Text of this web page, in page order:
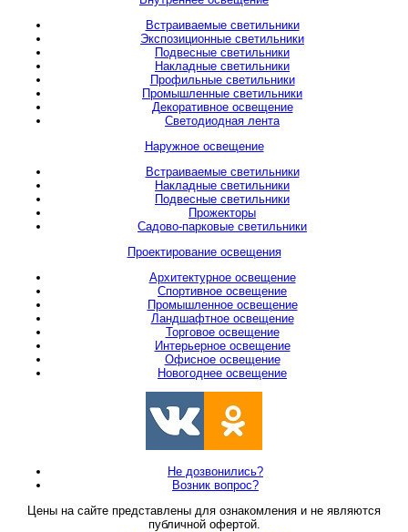
Встраиваемые светильники
Экспозиционные светильники
Подвесные светильники
Накладные светильники
Профильные светильники
Промышленные светильники
Декоративное освещение
Светодиодная лента
Наружное освещение
Встраиваемые светильники
Накладные светильники
Подвесные светильники
Прожекторы
Садово-парковые светильники
Проектирование освещения
Архитектурное освещение
Спортивное освещение
Промышленное освещение
Ландшафтное освещение
Торговое освещение
Интерьерное освещение
Офисное освещение
Новогоднее освещение
Не дозвонились?
Возник вопрос?
Цены на сайте представлены для ознакомления и не являются
публичной офертой.